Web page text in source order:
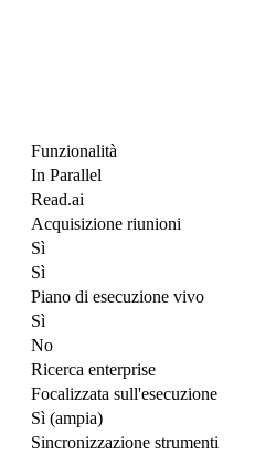
Funzionalità
In Parallel
Read.ai
Acquisizione riunioni
Sì
Sì
Piano di esecuzione vivo
Sì
No
Ricerca enterprise
Focalizzata sull'esecuzione
Sì (ampia)
Sincronizzazione strumenti